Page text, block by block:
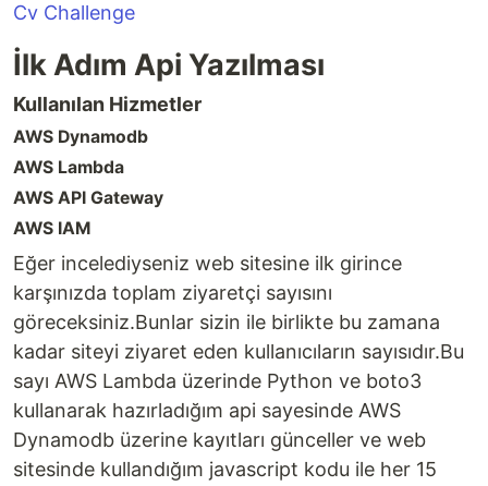
Cv Challenge
İlk Adım Api Yazılması
Kullanılan Hizmetler
AWS Dynamodb
AWS Lambda
AWS API Gateway
AWS IAM
Eğer incelediyseniz web sitesine ilk girince
karşınızda toplam ziyaretçi sayısını
göreceksiniz.Bunlar sizin ile birlikte bu zamana
kadar siteyi ziyaret eden kullanıcıların sayısıdır.Bu
sayı AWS Lambda üzerinde Python ve boto3
kullanarak hazırladığım api sayesinde AWS
Dynamodb üzerine kayıtları günceller ve web
sitesinde kullandığım javascript kodu ile her 15